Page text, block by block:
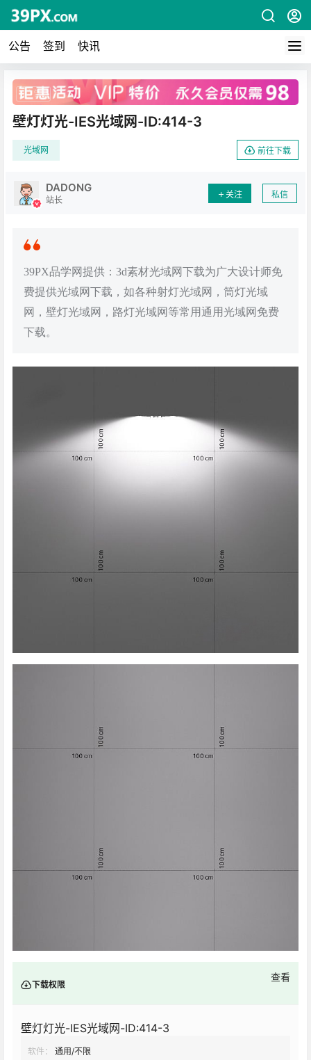
公告 签到 快讯
广告
壁灯灯光-IES光域网-ID:414-3
光域网 前往下载
DADONG
站长
关注 私信
39PX品学网提供：3d素材光域网下载为广大设计师免
费提供光域网下载，如各种射灯光域网，筒灯光域
网，壁灯光域网，路灯光域网等常用通用光域网免费
下载。
下载权限
查看
壁灯灯光-IES光域网-ID:414-3
软件：
通用/不限